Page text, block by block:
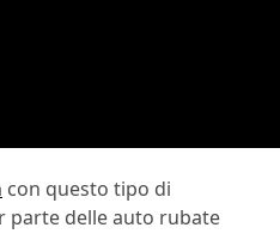
con questo tipo di
parte delle auto rubate